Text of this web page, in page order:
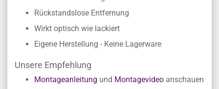
Rückstandslose Entfernung
Wirkt optisch wie lackiert
Eigene Herstellung - Keine Lagerware
Unsere Empfehlung
Montageanleitung und Montagevideo anschauen